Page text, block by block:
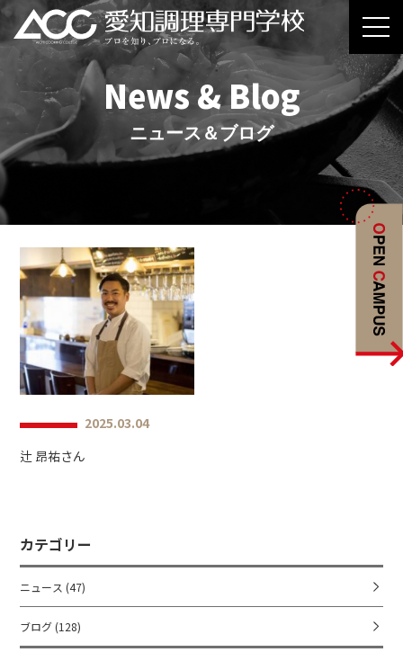
News & Blog
ニュース＆ブログ
2025.03.04
辻 昂祐さん
カテゴリー
ニュース (47)
ブログ (128)